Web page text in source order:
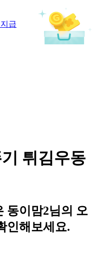
급
튀김우동
동이맘2님의 오
인해보세요.